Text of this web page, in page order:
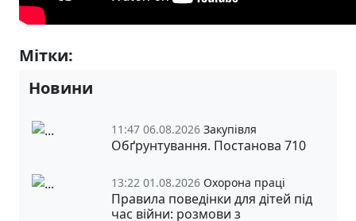
Мітки:
Новини
11:47 06.08.2026 Закупівля
Обґрунтування. Постанова 710
13:22 01.08.2026 Охорона праці
Правила поведінки для дітей під
час війни: розмови з